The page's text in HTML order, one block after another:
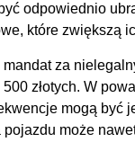
odpowiednio
które zwiększą
za
złotych. W
mogą być
może